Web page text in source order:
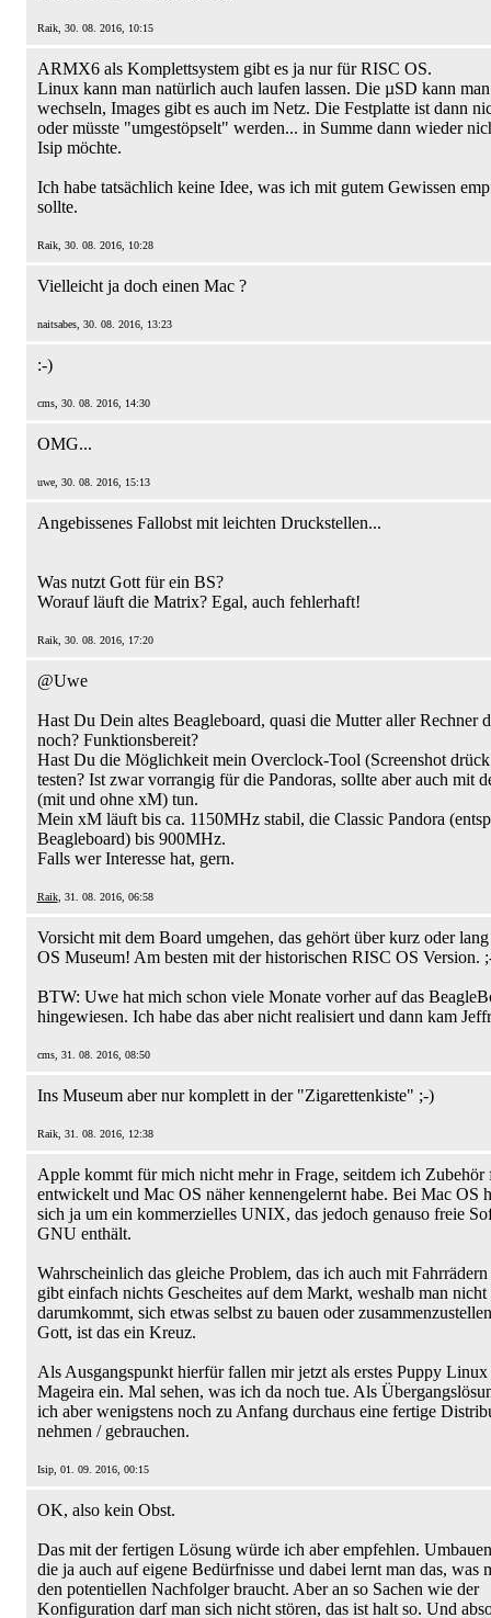
Raik, 30. 08. 2016, 10:15
ARMX6 als Komplettsystem gibt es ja nur für RISC OS.
Linux kann man natürlich auch laufen lassen. Die µSD kann
wechseln, Images gibt es auch im Netz. Die Festplatte ist dann
oder müsste "umgestöpselt" werden... in Summe dann wieder
Isip möchte.
Ich habe tatsächlich keine Idee, was ich mit gutem Gewissen
sollte.
Raik, 30. 08. 2016, 10:28
Vielleicht ja doch einen Mac ?
naitsabes, 30. 08. 2016, 13:23
:-)
cms, 30. 08. 2016, 14:30
OMG...
uwe, 30. 08. 2016, 15:13
Angebissenes Fallobst mit leichten Druckstellen...
Was nutzt Gott für ein BS?
Worauf läuft die Matrix? Egal, auch fehlerhaft!
Raik, 30. 08. 2016, 17:20
@Uwe
Hast Du Dein altes Beagleboard, quasi die Mutter aller Rechner
noch? Funktionsbereit?
Hast Du die Möglichkeit mein Overclock-Tool (Screenshot
testen? Ist zwar vorrangig für die Pandoras, sollte aber auch mit
(mit und ohne xM) tun.
Mein xM läuft bis ca. 1150MHz stabil, die Classic Pandora
Beagleboard) bis 900MHz.
Falls wer Interesse hat, gern.
Raik, 31. 08. 2016, 06:58
Vorsicht mit dem Board umgehen, das gehört über kurz oder
OS Museum! Am besten mit der historischen RISC OS Version.
BTW: Uwe hat mich schon viele Monate vorher auf das
hingewiesen. Ich habe das aber nicht realisiert und dann kam
cms, 31. 08. 2016, 08:50
Ins Museum aber nur komplett in der "Zigarettenkiste" ;-)
Raik, 31. 08. 2016, 12:38
Apple kommt für mich nicht mehr in Frage, seitdem ich Zubehör
entwickelt und Mac OS näher kennengelernt habe. Bei Mac OS
sich ja um ein kommerzielles UNIX, das jedoch genauso freie
GNU enthält.
Wahrscheinlich das gleiche Problem, das ich auch mit Fahrrädern
gibt einfach nichts Gescheites auf dem Markt, weshalb man nicht
darumkommt, sich etwas selbst zu bauen oder
Gott, ist das ein Kreuz.
Als Ausgangspunkt hierfür fallen mir jetzt als erstes Puppy Linux
Mageira ein. Mal sehen, was ich da noch tue. Als
ich aber wenigstens noch zu Anfang durchaus eine fertige
nehmen / gebrauchen.
Isip, 01. 09. 2016, 00:15
OK, also kein Obst.
Das mit der fertigen Lösung würde ich aber empfehlen.
die ja auch auf eigene Bedürfnisse und dabei lernt man das, was
den potentiellen Nachfolger braucht. Aber an so Sachen wie der
Konfiguration darf man sich nicht stören, das ist halt so. Und